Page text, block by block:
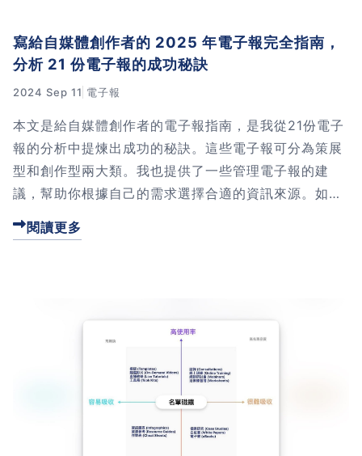
寫給自媒體創作者的 2025 年電子報完全指南，
分析 21 份電子報的成功秘訣
2024 Sep 11 電子報
本文是給自媒體創作者的電子報指南，是我從21份電子
報的分析中提煉出成功的秘訣。這些電子報可分為策展
型和創作型兩大類。我也提供了一些管理電子報的建
議，幫助你根據自己的需求選擇合適的資訊來源。如果
閱讀更多